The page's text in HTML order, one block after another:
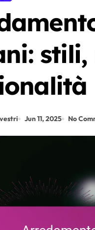
Jun 11, 2025 No